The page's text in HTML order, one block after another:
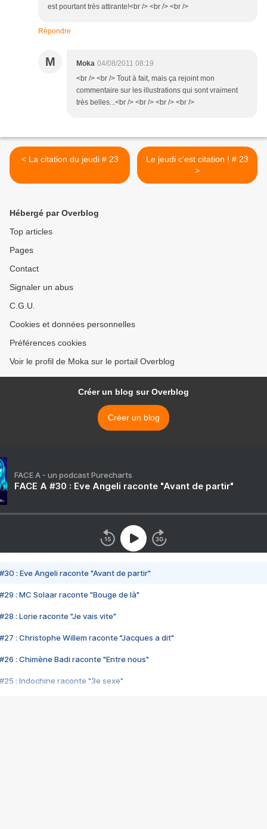
est pourtant très attirante!<br /> <br /> <br />
Répondre
M Moka 04/08/2011 08:19
<br /> <br /> Tout à fait, mais ça rejoint mon
commentaire sur les illustrations qui sont vraiment
très belles...<br /> <br /> <br /> <br />
< La citation du jeudi # 23
Le jeudi c'est citation ! # 23
>
Hébergé par Overblog
Top articles
Pages
Contact
Signaler un abus
C.G.U.
Cookies et données personnelles
Préférences cookies
Voir le profil de Moka sur le portail Overblog
Créer un blog sur Overblog
Créer un blog
FACE A - un podcast Purecharts
FACE A #30 : Eve Angeli raconte "Avant de partir"
#30 : Eve Angeli raconte "Avant de partir"
#29 : MC Solaar raconte "Bouge de là"
#28 : Lorie raconte "Je vais vite"
#27 : Christophe Willem raconte "Jacques a dit"
#26 : Chimène Badi raconte "Entre nous"
#25 : Indochine raconte "3e sexe"